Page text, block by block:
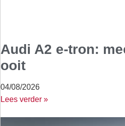
Audi A2 e-tron:
ooit
04/08/2026
Lees verder »